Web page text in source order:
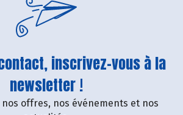
inscrivez-vous à la
newsletter !
offres, nos événements et nos